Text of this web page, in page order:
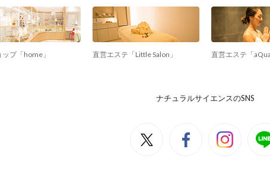
プ「home」 直営エステ「Little Salon」 直営エステ「aQua
ナチュラルサイエンスのSNS